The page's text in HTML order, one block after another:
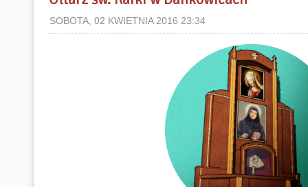
SOBOTA, 02 KWIETNIA 2016 23:34